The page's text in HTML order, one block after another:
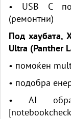
• USB C
(ремонтни)
Под хаубата,
Ultra (Panther
• помоќен
• подобра
• AI
[